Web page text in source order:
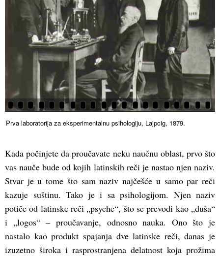
Prva laboratorija za eksperimentalnu psihologiju, Lajpcig, 1879.
Kada počinjete da proučavate neku naučnu oblast, prvo što
vas nauče bude od kojih latinskih reči je nastao njen naziv.
Stvar je u tome što sam naziv najčešće u samo par reči
kazuje suštinu. Tako je i sa psihologijom. Njen naziv
potiče od latinske reči „psyche“, što se prevodi kao „duša“
i „logos“ – proučavanje, odnosno nauka. Ono što je
nastalo kao produkt spajanja dve latinske reči, danas je
izuzetno široka i rasprostranjena delatnost koja prožima